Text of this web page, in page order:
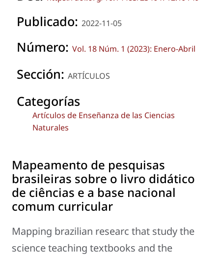
Publicado: 2022-11-05
Número: Vol. 18 Núm. 1 (2023): Enero-Abril
Sección: ARTÍCULOS
Categorías
Artículos de Enseñanza de las Ciencias
Naturales
Mapeamento de pesquisas
brasileiras sobre o livro didático
de ciências e a base nacional
comum curricular
Mapping brazilian researc that study the
science teaching textbooks and the